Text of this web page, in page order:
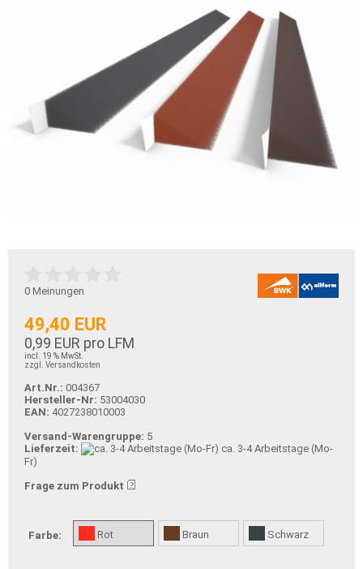
0 Meinungen
49,40 EUR
0,99 EUR pro LFM
incl. 19 % MwSt.
zzgl. Versandkosten
Art.Nr.: 004367
Hersteller-Nr: 53004030
EAN: 4027238010003
Versand-Warengruppe: 5
Lieferzeit:
ca. 3-4 Arbeitstage (Mo-
Fr)
Frage zum Produkt
Farbe: Rot Braun Schwarz